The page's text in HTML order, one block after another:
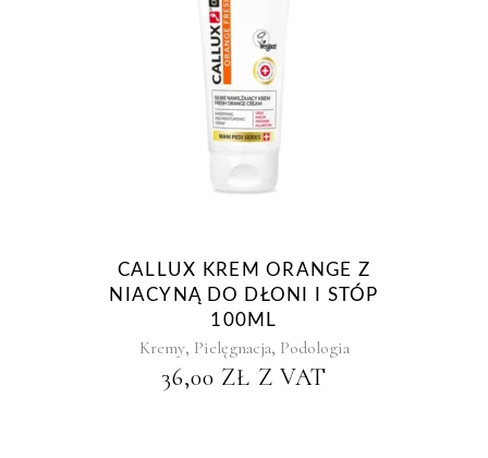
CALLUX KREM ORANGE Z
NIACYNĄ DO DŁONI I STÓP
100ML
Kremy, Pielęgnacja, Podologia
36,00 ZŁ Z VAT